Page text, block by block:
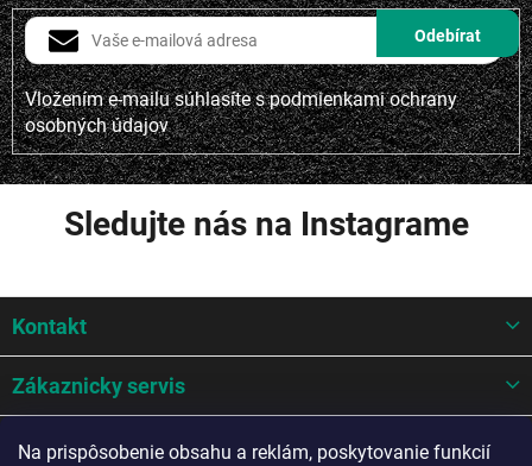
Na prispôsobenie obsahu a reklám, poskytovanie funkcií
Vložením e-mailu súhlasíte spodmienkami ochrany
osobných údajov
Sledujte nás na Instagrame
p
t
Kontakt
Zákaznicky servis
Mohlo by sa hodit